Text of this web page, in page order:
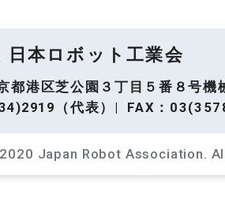
日本ロボット工業会
港区芝公園３丁目５番８号機
（代表）| FAX：
Japan Robot Association.